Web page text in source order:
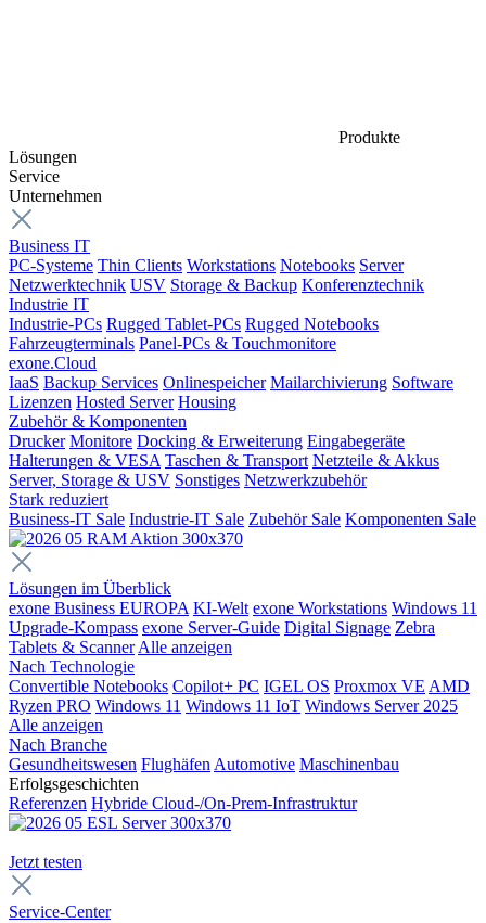
Produkte
Lösungen
Service
Unternehmen
Business IT
PC-Systeme Thin Clients Workstations Notebooks Server
Netzwerktechnik USV Storage & Backup Konferenztechnik
Industrie IT
Industrie-PCs Rugged Tablet-PCs Rugged Notebooks
Fahrzeugterminals Panel-PCs & Touchmonitore
exone.Cloud
IaaS Backup Services Onlinespeicher Mailarchivierung Software
Lizenzen Hosted Server Housing
Zubehör & Komponenten
Drucker Monitore Docking & Erweiterung Eingabegeräte
Halterungen & VESA Taschen & Transport Netzteile & Akkus
Server, Storage & USV Sonstiges Netzwerkzubehör
Stark reduziert
Business-IT Sale Industrie-IT Sale Zubehör Sale Komponenten Sale
Lösungen im Überblick
exone Business EUROPA KI-Welt exone Workstations Windows 11
Upgrade-Kompass exone Server-Guide Digital Signage Zebra
Tablets & Scanner Alle anzeigen
Nach Technologie
Convertible Notebooks Copilot+ PC IGEL OS Proxmox VE AMD
Ryzen PRO Windows 11 Windows 11 IoT Windows Server 2025
Alle anzeigen
Nach Branche
Gesundheitswesen Flughäfen Automotive Maschinenbau
Erfolgsgeschichten
Referenzen Hybride Cloud-/On-Prem-Infrastruktur
Jetzt testen
Service-Center